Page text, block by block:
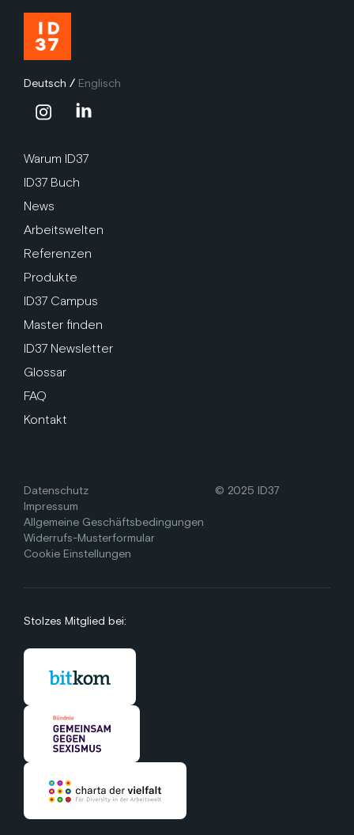
Deutsch / Englisch
Warum ID37
ID37 Buch
News
Arbeitswelten
Referenzen
Produkte
ID37 Campus
Master finden
ID37 Newsletter
Glossar
FAQ
Kontakt
Datenschutz
Impressum
Allgemeine Geschäftsbedingungen
Widerrufs-Musterformular
Cookie Einstellungen
© 2025 ID37
Stolzes Mitglied bei: